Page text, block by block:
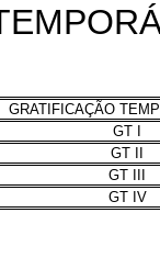
GRATIFICAÇÃO
GT I
GT II
GT III
GT IV